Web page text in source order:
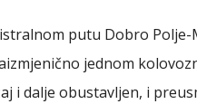
putu Dobro
jednom
i dalje obustavljen, i